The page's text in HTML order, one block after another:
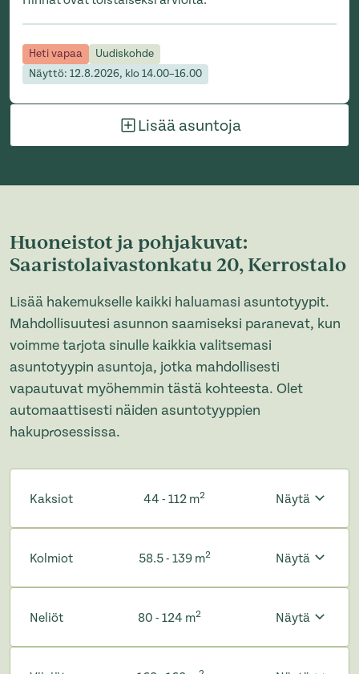
Heti vapaa
Uudiskohde
Näyttö: 12.8.2026, klo 14.00–16.00
Lisää asuntoja
Huoneistot ja pohjakuvat:
Saaristolaivastonkatu 20, Kerrostalo
Lisää hakemukselle kaikki haluamasi asuntotyypit.
Mahdollisuutesi asunnon saamiseksi paranevat, kun
voimme tarjota sinulle kaikkia valitsemasi
asuntotyypin asuntoja, jotka mahdollisesti
vapautuvat myöhemmin tästä kohteesta. Olet
automaattisesti näiden asuntotyyppien
hakuprosessissa.
Kaksiot 44 - 112 m2 Näytä
Kolmiot 58.5 - 139 m2 Näytä
Neliöt 80 - 124 m2 Näytä